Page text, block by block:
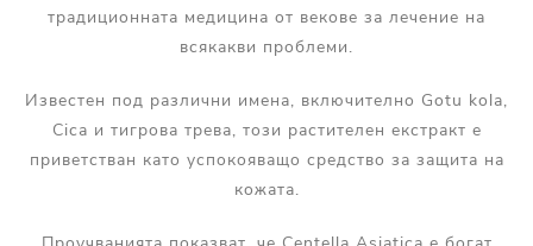
традиционната медицина от векове за лечение на
всякакви проблеми.
Известен под различни имена, включително Gotu kola,
Cica и тигрова трева, този растителен екстракт е
приветстван като успокояващо средство за защита на
кожата.